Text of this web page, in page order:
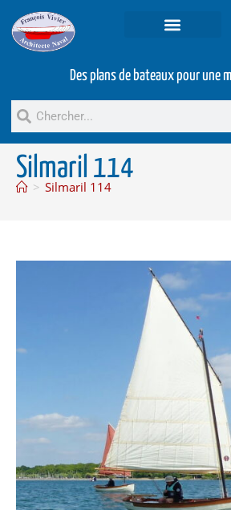
Des plans de bateaux pour une
Silmaril 114
> Silmaril 114